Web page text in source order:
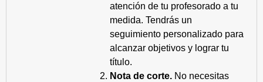
atención de tu profesorado a tu
medida. Tendrás un
seguimiento personalizado para
alcanzar objetivos y lograr tu
título.
Nota de corte. No necesitas